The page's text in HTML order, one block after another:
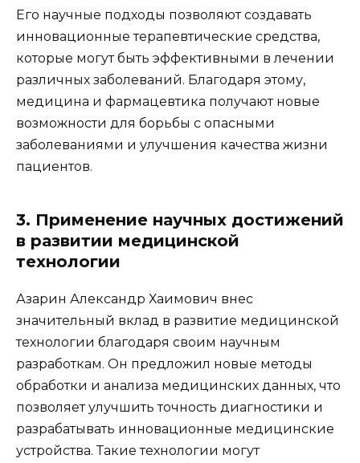
Его научные подходы позволяют создавать
инновационные терапевтические средства,
которые могут быть эффективными в лечении
различных заболеваний. Благодаря этому,
медицина и фармацевтика получают новые
возможности для борьбы с опасными
заболеваниями и улучшения качества жизни
пациентов.
3. Применение научных достижений
в развитии медицинской
технологии
Азарин Александр Хаимович внес
значительный вклад в развитие медицинской
технологии благодаря своим научным
разработкам. Он предложил новые методы
обработки и анализа медицинских данных, что
позволяет улучшить точность диагностики и
разрабатывать инновационные медицинские
устройства. Такие технологии могут